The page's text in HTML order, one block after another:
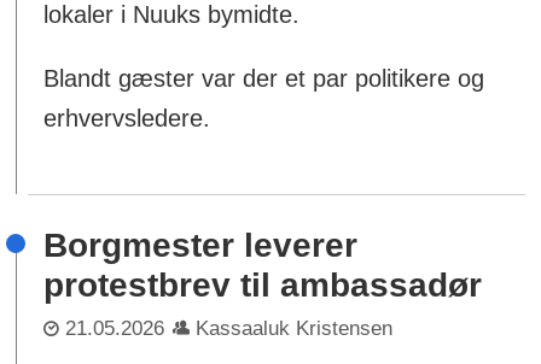
lokaler i Nuuks bymidte.
Blandt gæster var der et par politikere og
erhvervsledere.
Borgmester leverer
protestbrev til ambassadør
21.05.2026 Kassaaluk Kristensen